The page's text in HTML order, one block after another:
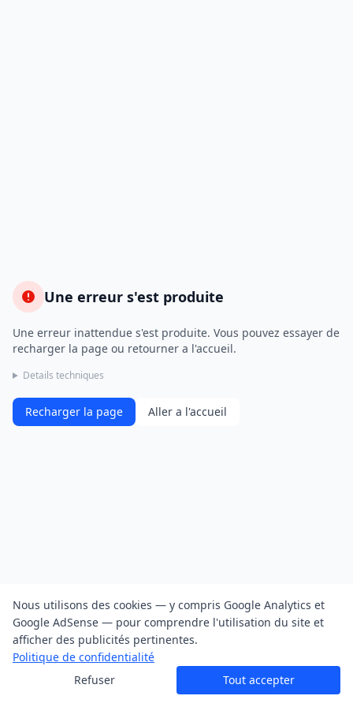
Une erreur s'est produite
Une erreur inattendue s'est produite. Vous pouvez essayer de
recharger la page ou retourner a l'accueil.
Details techniques
Recharger la page Aller a l'accueil
Nous utilisons des cookies — y compris Google Analytics et
Google AdSense — pour comprendre l'utilisation du site et
afficher des publicités pertinentes.
Politique de confidentialité
Refuser
Tout accepter